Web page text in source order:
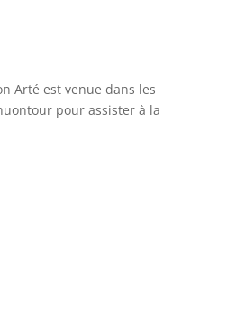
Arté est venue dans les
pour assister à la